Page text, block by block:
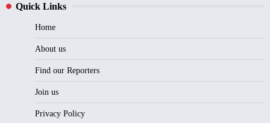
Quick Links
Home
About us
Find our Reporters
Join us
Privacy Policy